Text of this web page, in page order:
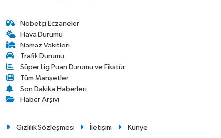
Nöbetçi Eczaneler
Hava Durumu
Namaz Vakitleri
Trafik Durumu
Süper Lig Puan Durumu ve Fikstür
Tüm Manşetler
Son Dakika Haberleri
Haber Arşivi
Gizlilik Sözleşmesi İletişim Künye